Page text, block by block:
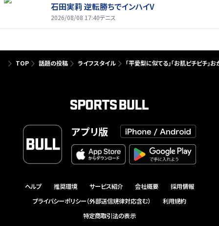
石田実莉 逆転勝ちでインハイV
2026/08/08 17:40テニス
TOP 話題の投稿 ライフスタイル 「平愛梨に似てる」「お肌ピチピチ」
アプリ版
ヘルプ 推奨環境 サービス紹介 会社概要
採用情報
プライバシーポリシー（外部送信規律対応含む）
利用規約
特定商取引法の表示